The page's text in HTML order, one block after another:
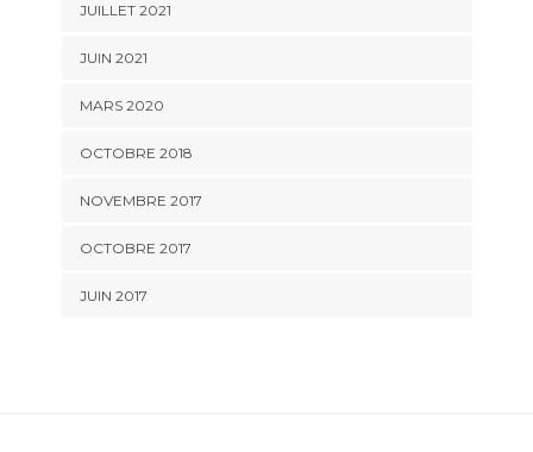
JUILLET 2021
JUIN 2021
MARS 2020
OCTOBRE 2018
NOVEMBRE 2017
OCTOBRE 2017
JUIN 2017